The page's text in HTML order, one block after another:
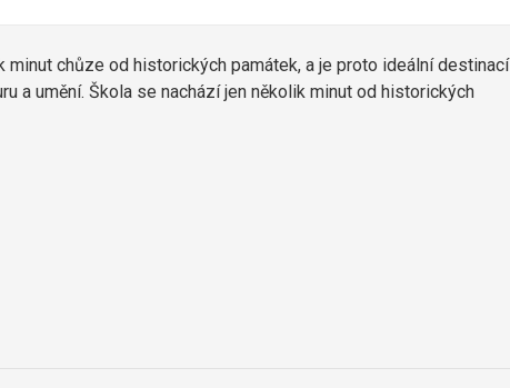
minut chůze od historických památek, a je proto ideální destinací
a umění. Škola se nachází jen několik minut od historických